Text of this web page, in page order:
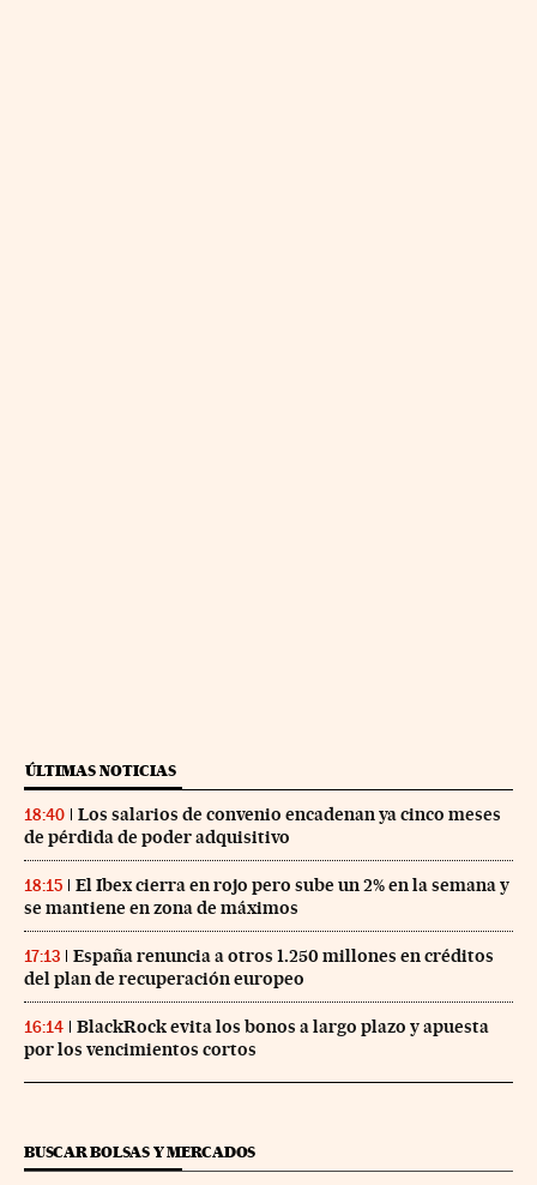
ÚLTIMAS NOTICIAS
18:40
Los salarios de convenio encadenan ya cinco meses
de pérdida de poder adquisitivo
18:15
El Ibex cierra en rojo pero sube un 2% en la semana y
se mantiene en zona de máximos
17:13
España renuncia a otros 1.250 millones en créditos
del plan de recuperación europeo
16:14
BlackRock evita los bonos a largo plazo y apuesta
por los vencimientos cortos
BUSCAR BOLSAS Y MERCADOS